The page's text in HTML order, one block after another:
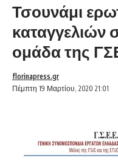
Τσουνάμι
καταγγελιών
ομάδα της
Πέμπτη 19 Μαρτίου, 2020 21:01
florinapress.gr